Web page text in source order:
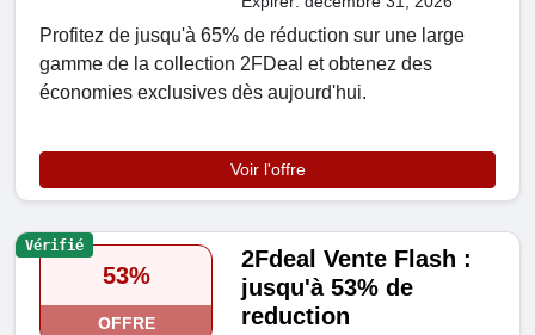
Profitez de jusqu'à 65% de réduction sur une large
gamme de la collection 2FDeal et obtenez des
économies exclusives dès aujourd'hui.
Voir l'offre
53%
OFFRE
2Fdeal Vente Flash :
jusqu'à 53% de
reduction
Vérifié